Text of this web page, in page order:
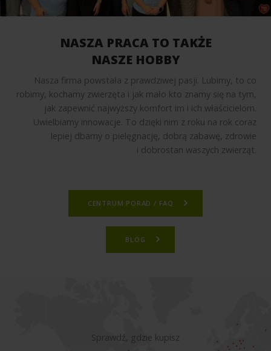
NASZA PRACA TO TAKŻE
NASZE HOBBY
Nasza firma powstała z prawdziwej pasji. Lubimy, to co
robimy, kochamy zwierzęta i jak mało kto znamy się na tym,
jak zapewnić najwyższy komfort im i ich właścicielom.
Uwielbiamy innowacje. To dzięki nim z roku na rok coraz
lepiej dbamy o pielęgnację, dobrą zabawę, zdrowie
i dobrostan waszych zwierząt.
CENTRUM PORAD / FAQ
BLOG
Sprawdź, gdzie kupisz